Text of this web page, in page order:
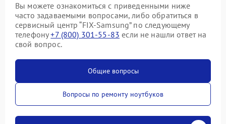
Вы можете ознакомиться с приведенными ниже
часто задаваемыми вопросами, либо обратиться в
сервисный центр “FIX-Samsung” по следующему
телефону+7 (800) 301-55-83 если не нашли ответ на
свой вопрос.
Общие вопросы
Вопросы по ремонту ноутбуков